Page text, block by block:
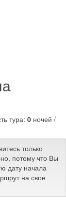
тура: 0 ночей /
только
потому что Вы
дату начала
на свое